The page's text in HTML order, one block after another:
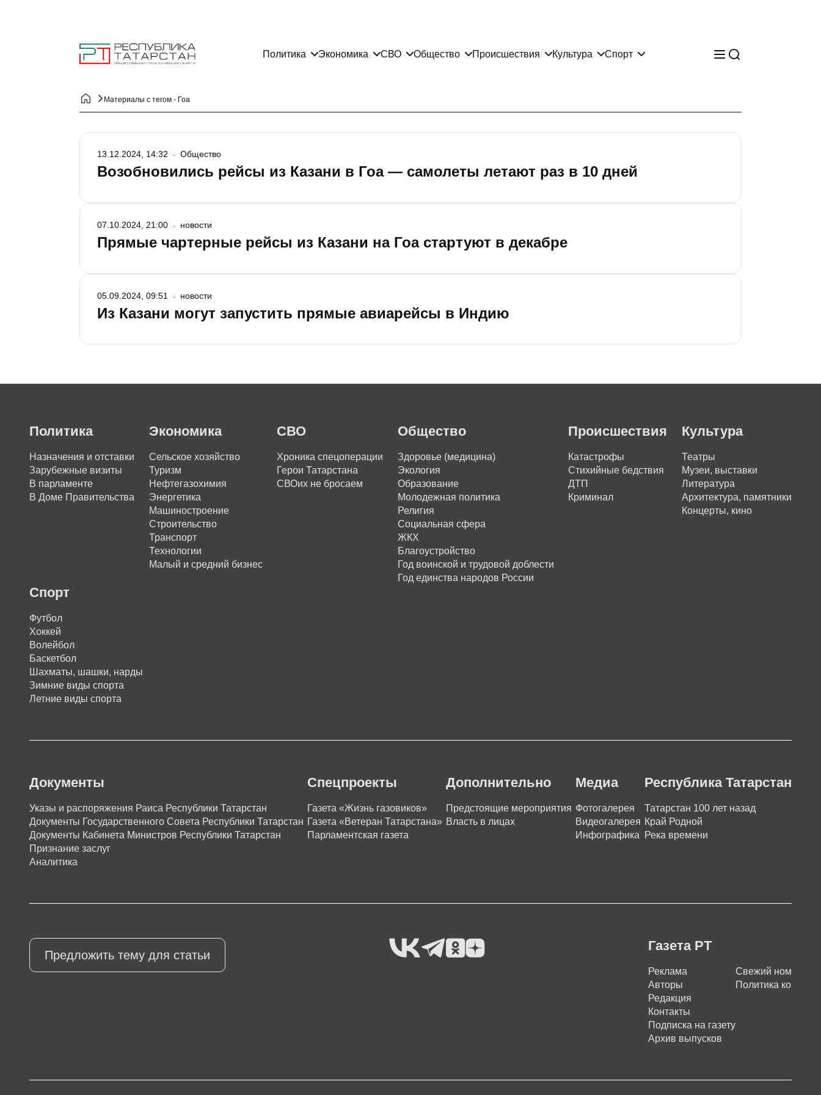
Политика Экономика СВО Общество Происшествия Культура Спорт
Материалы с тегом - Гоа
Возобновились рейсы из Казани в Гоа — самолеты летают раз в 10 дней
13.12.2024, 14:32 Общество
Прямые чартерные рейсы из Казани на Гоа стартуют в декабре
07.10.2024, 21:00 новости
Из Казани могут запустить прямые авиарейсы в Индию
05.09.2024, 09:51 новости
Политика
Назначения и отставки
Зарубежные визиты
В парламенте
В Доме Правительства
Экономика
Сельское хозяйство
Туризм
Нефтегазохимия
Энергетика
Машиностроение
Строительство
Транспорт
Технологии
Малый и средний бизнес
СВО
Хроника спецоперации
Герои Татарстана
СВОих не бросаем
Общество
Здоровье (медицина)
Экология
Образование
Молодежная политика
Религия
Социальная сфера
ЖКХ
Благоустройство
Год воинской и трудовой доблести
Год единства народов России
Происшествия
Катастрофы
Стихийные бедствия
ДТП
Криминал
Культура
Театры
Музеи, выставки
Литература
Архитектура, памятники
Концерты, кино
Спорт
Футбол
Хоккей
Волейбол
Баскетбол
Шахматы, шашки, нарды
Зимние виды спорта
Летние виды спорта
Документы
Указы и распоряжения Раиса Республики Татарстан
Документы Государственного Совета Республики Татарстан
Документы Кабинета Министров Республики Татарстан
Признание заслуг
Аналитика
Спецпроекты
Газета «Жизнь газовиков»
Газета «Ветеран Татарстана»
Парламентская газета
Дополнительно
Предстоящие мероприятия
Власть в лицах
Медиа
Фотогалерея
Видеогалерея
Инфографика
Республика Татарстан
Татарстан 100 лет назад
Край Родной
Река времени
Предложить тему для статьи
Газета РТ
Реклама
Авторы
Редакция
Контакты
Подписка на газету
Архив выпусков
Свежий номер
Политика